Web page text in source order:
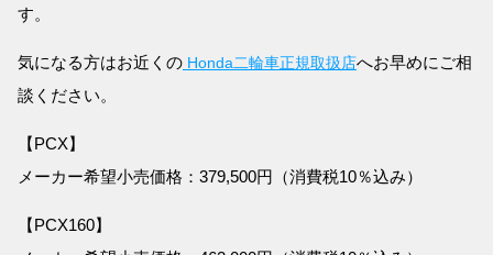
す。
気になる方はお近くの Honda二輪車正規取扱店へお早めにご相
談ください。
【PCX】
メーカー希望小売価格：379,500円（消費税10％込み）
【PCX160】